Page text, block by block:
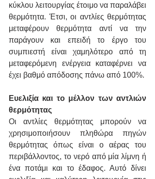
κύκλου λειτουργίας έτοιμο να παραλάβει
θερμότητα. Έτσι, οι αντλίες θερμότητας
μεταφέρουν θερμότητα αντί να την
παράγουν και επειδή το έργο του
συμπιεστή είναι χαμηλότερο από τη
μεταφερόμενη ενέργεια καταφέρνει να
έχει βαθμό απόδοσης πάνω από 100%.
Ευελιξία και το μέλλον των αντλιών
θερμότητας
Οι αντλίες θερμότητας μπορούν να
χρησιμοποιήσουν πληθώρα πηγών
θερμότητας όπως είναι ο αέρας του
περιβάλλοντος, το νερό από μία λίμνη ή
ένα ποτάμι και το έδαφος. Αυτό δίνει